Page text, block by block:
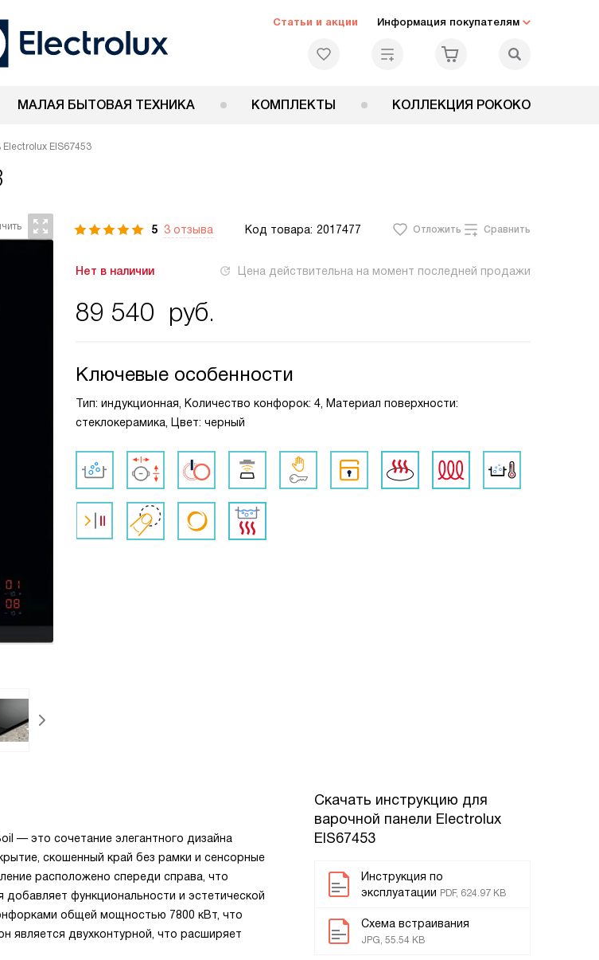
Статьи и акции Информация покупателям
МАЛАЯ БЫТОВАЯ ТЕХНИКА КОМПЛЕКТЫ КОЛЛЕКЦИЯ РОКОКО
EIS67453
5 3 отзыва Код товара: 2017477 Отложить Сравнить
Нет в наличии Цена действительна на момент последней продажи
89 540 руб.
Ключевые особенности
Тип: индукционная, Количество конфорок: 4, Материал поверхности:
стеклокерамика, Цвет: черный
Скачать инструкцию для
варочной панели Electrolux
EIS67453
Инструкция по
эксплуатации PDF, 624.97 KB
Схема встраивания
JPG, 55.54 KB
— это сочетание элегантного дизайна
скошенный край без рамки и сенсорные
расположено спереди справа, что
функциональности и эстетической
общей мощностью 7800 кВт, что
является двухконтурной, что расширяет